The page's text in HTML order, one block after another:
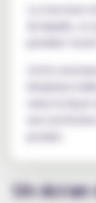
La structure
du liquide,
Cette
inhalation
selon la
une
Un